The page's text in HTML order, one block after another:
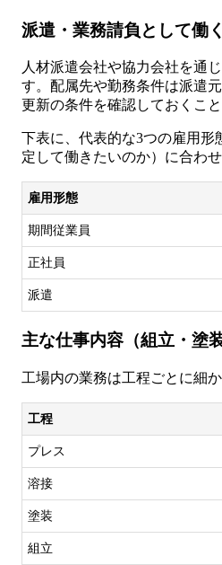
派遣・業務請負として働く
人材派遣会社や協力会社を通
す。配属先や勤務条件は派遣
更新の条件を確認しておくこと
下表に、代表的な3つの雇用
定して働きたいのか）に合わ
雇用形態
期間従業員
正社員
派遣
主な仕事内容（組立・塗
工場内の業務は工程ごとに細
工程
プレス
溶接
塗装
組立